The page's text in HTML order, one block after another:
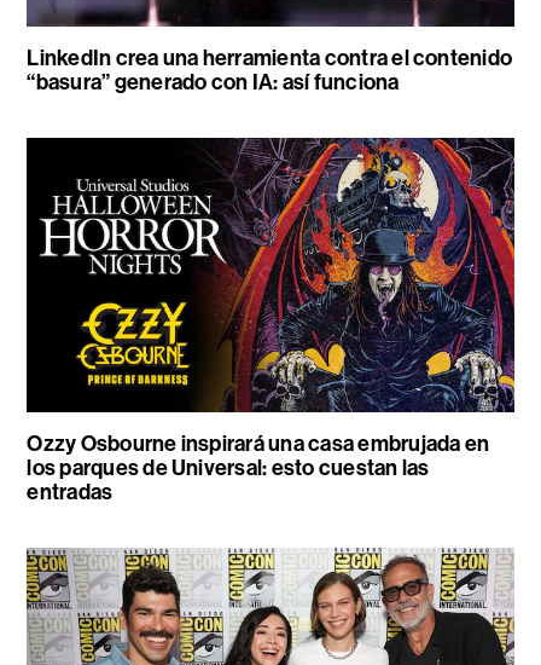
LinkedIn crea una herramienta contra el contenido
“basura” generado con IA: así funciona
Ozzy Osbourne inspirará una casa embrujada en
los parques de Universal: esto cuestan las
entradas